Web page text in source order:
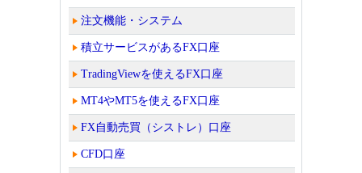
注文機能・システム
積立サービスがあるFX口座
TradingViewを使えるFX口座
MT4やMT5を使えるFX口座
FX自動売買（シストレ）口座
CFD口座